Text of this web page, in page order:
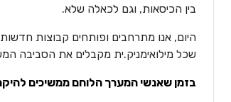
בין הכיסאות, וגם לכאלה שלא.
שכל מילואימניק.ית מקבלים את הסביבה
בזמן שאנשי המערך הלוחם ממשיכים